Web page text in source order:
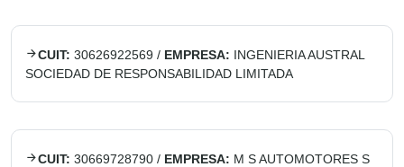
CUIT: 30626922569 / EMPRESA: INGENIERIA AUSTRAL
SOCIEDAD DE RESPONSABILIDAD LIMITADA
CUIT: 30669728790 / EMPRESA: M S AUTOMOTORES S